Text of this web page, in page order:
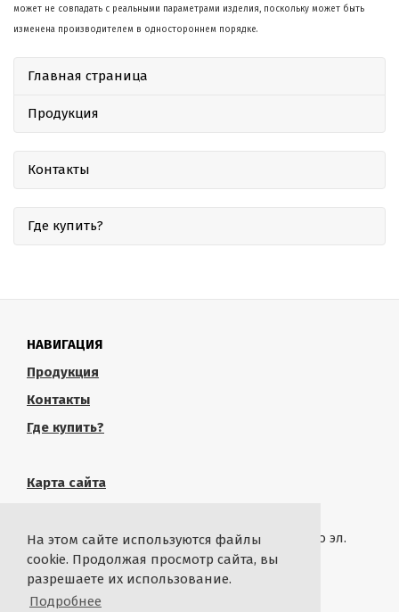
На этом сайте используются файлы
cookie. Продолжая просмотр сайта, вы
разрешаете их использование.
Подробнее
может не совпадать с реальными параметрами изделия, поскольку может быть
изменена производителем в одностороннем порядке.
Главная страница
Продукция
Контакты
Где купить?
НАВИГАЦИЯ
Продукция
Контакты
Где купить?
Карта сайта
Связаться с администрацией сайта можно по эл.
почте rustropy.ru@ya.ru
СТАТИСТИКА